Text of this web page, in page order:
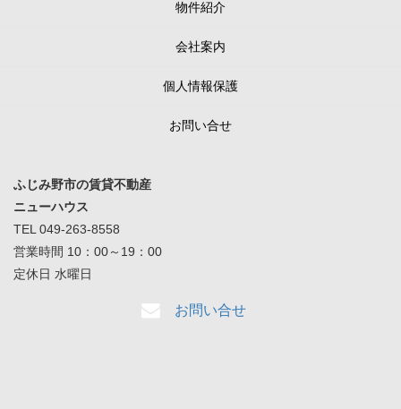
物件紹介
会社案内
個人情報保護
お問い合せ
ふじみ野市の賃貸不動産
ニューハウス
TEL 049-263-8558
営業時間 10：00～19：00
定休日 水曜日
お問い合せ